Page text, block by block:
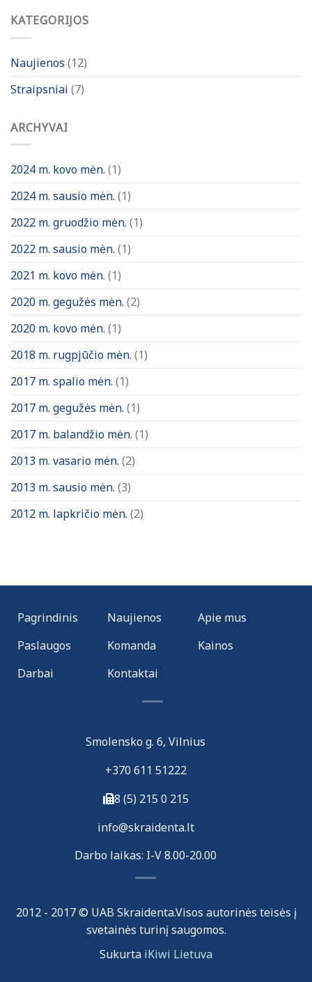
KATEGORIJOS
Naujienos (12)
Straipsniai (7)
ARCHYVAI
2024 m. kovo mėn. (1)
2024 m. sausio mėn. (1)
2022 m. gruodžio mėn. (1)
2022 m. sausio mėn. (1)
2021 m. kovo mėn. (1)
2020 m. gegužės mėn. (2)
2020 m. kovo mėn. (1)
2018 m. rugpjūčio mėn. (1)
2017 m. spalio mėn. (1)
2017 m. gegužės mėn. (1)
2017 m. balandžio mėn. (1)
2013 m. vasario mėn. (2)
2013 m. sausio mėn. (3)
2012 m. lapkričio mėn. (2)
Pagrindinis Naujienos
Apie mus
Paslaugos
Komanda
Kainos
Darbai
Kontaktai
Smolensko g. 6, Vilnius
+370 611 51222
8 (5) 215 0 215
info@skraidenta.lt
Darbo laikas: I-V 8.00-20.00
2012 - 2017 © UAB Skraidenta.Visos autorinės teisės į
svetainės turinį saugomos.
Sukurta iKiwi Lietuva